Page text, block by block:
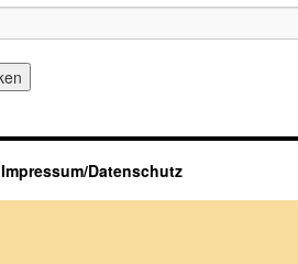
Impressum/Datenschutz